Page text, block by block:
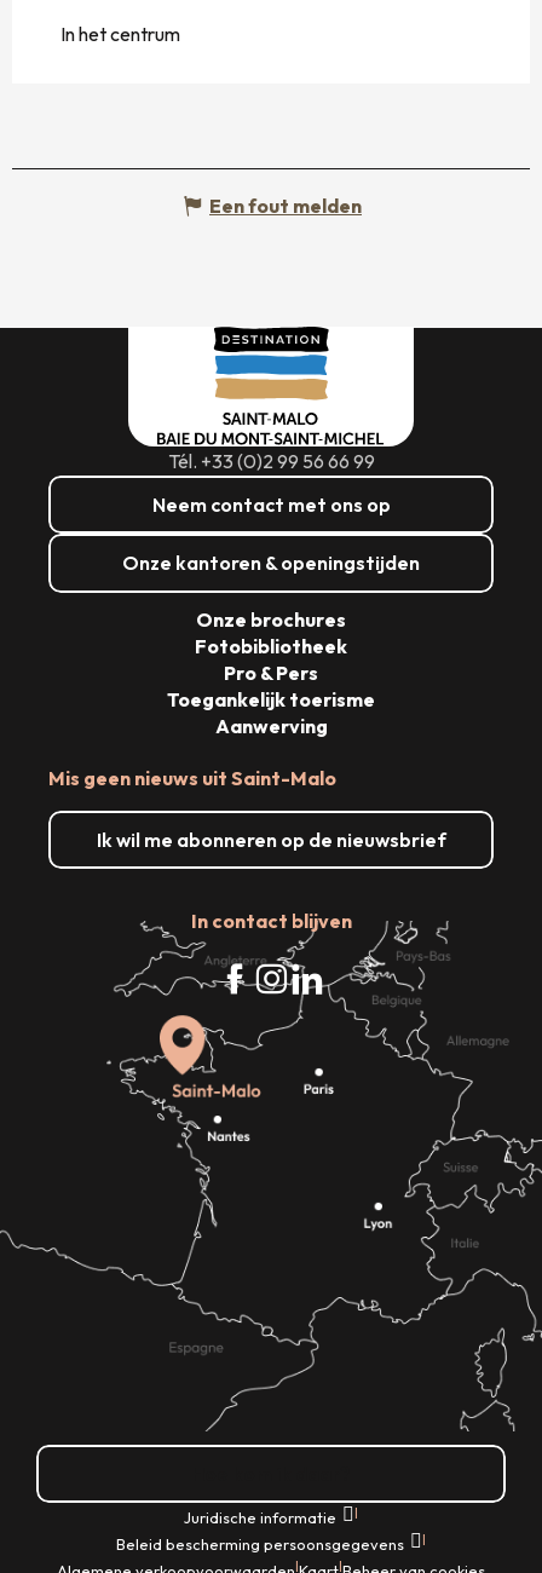
In het centrum
Een fout melden
Tél. +33 (0)2 99 56 66 99
Neem contact met ons op
Onze kantoren & openingstijden
Mis geen nieuws uit Saint-Malo
Ik wil me abonneren op de nieuwsbrief
In contact blijven
Onze brochures
Fotobibliotheek
Pro & Pers
Toegankelijk toerisme
Aanwerving
Juridische informatie |
Beleid bescherming persoonsgegevens |
| |